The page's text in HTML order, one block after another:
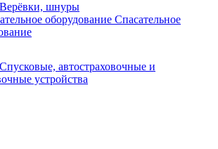
Верёвки, шнуры
Спасательное
Спусковые, автостраховочные и
устройства